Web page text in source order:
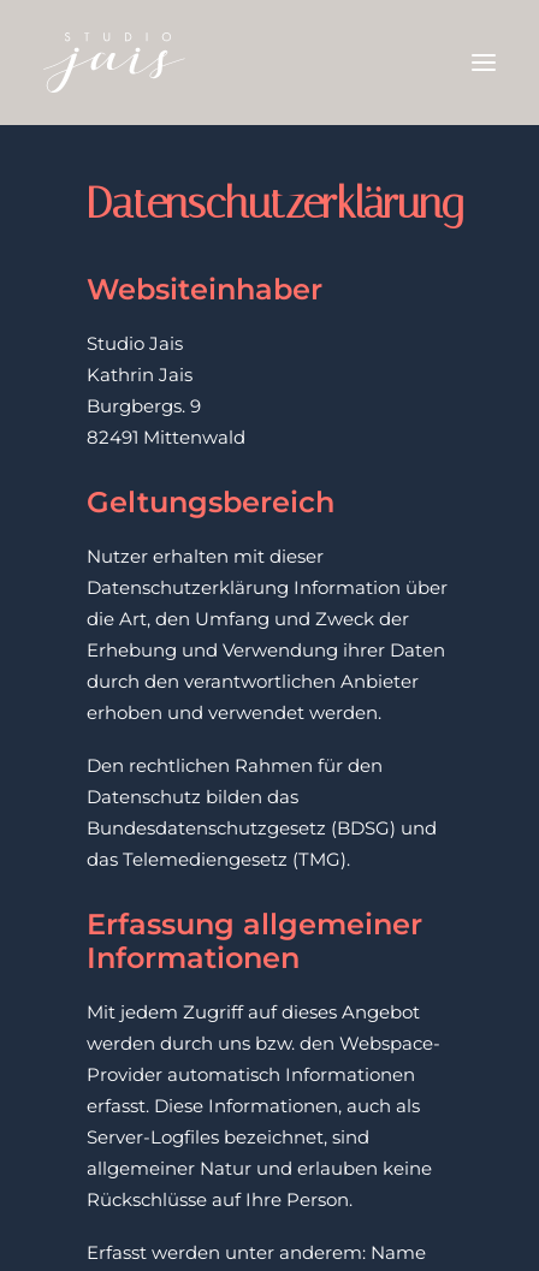
ILLUSTRATIONEN
KONTAKT
Datenschutzerklärung
Websiteinhaber
Studio Jais
Kathrin Jais
Burgbergs. 9
82491 Mittenwald
Geltungsbereich
Nutzer erhalten mit dieser
Datenschutzerklärung Information über
die Art, den Umfang und Zweck der
Erhebung und Verwendung ihrer Daten
durch den verantwortlichen Anbieter
erhoben und verwendet werden.
Den rechtlichen Rahmen für den
Datenschutz bilden das
Bundesdatenschutzgesetz (BDSG) und
das Telemediengesetz (TMG).
Erfassung allgemeiner
Informationen
Mit jedem Zugriff auf dieses Angebot
werden durch uns bzw. den Webspace-
Provider automatisch Informationen
erfasst. Diese Informationen, auch als
Server-Logfiles bezeichnet, sind
allgemeiner Natur und erlauben keine
Rückschlüsse auf Ihre Person.
Erfasst werden unter anderem: Name